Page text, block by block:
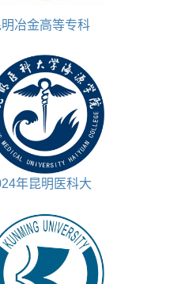
明冶金高等专科
点建设专业名单
年昆明医科大
一览表